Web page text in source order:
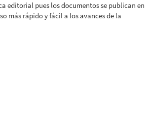
editorial pues los documentos se publican en
más rápido y fácil a los avances de la